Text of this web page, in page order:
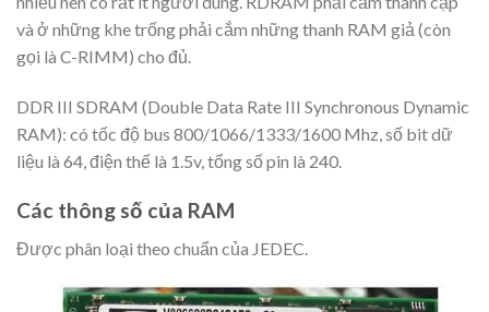
và ở những khe trống phải cắm những thanh RAM giả (còn
gọi là C-RIMM) cho đủ.
DDR III SDRAM (Double Data Rate III Synchronous Dynamic
RAM): có tốc độ bus 800/1066/1333/1600 Mhz, số bit dữ
liệu là 64, điện thế là 1.5v, tổng số pin là 240.
Các thông số của RAM
Được phân loại theo chuẩn của JEDEC.